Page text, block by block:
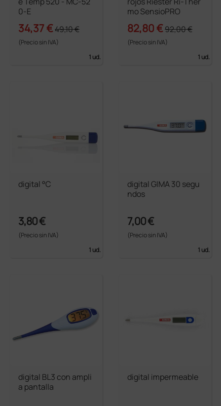
0-E
34,37 €49,10 €
(Precio sin IVA)
1 ud.
mo SensioPRO
82,80 €92,00 €
(Precio sin IVA)
1 ud.
digital °C
3,80 €
(Precio sin IVA)
1 ud.
digital GIMA 30 segu
ndos
7,00 €
(Precio sin IVA)
1 ud.
digital BL3 con ampli
a pantalla
digital impermeable